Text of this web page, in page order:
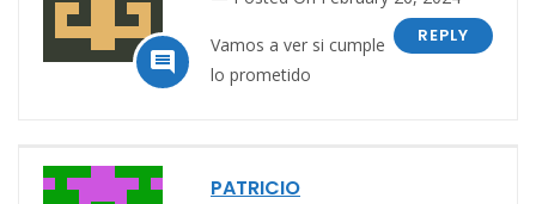

REPLY
Vamos a ver si cumple
lo prometido
PATRICIO